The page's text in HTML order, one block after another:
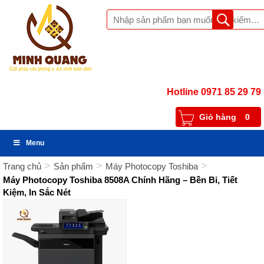
Hotline 0971 85 29 79
Giỏ hàng 0
Menu
Trang chủ > Sản phẩm > Máy Photocopy Toshiba >
Máy Photocopy Toshiba 8508A Chính Hãng – Bền Bỉ, Tiết
Kiệm, In Sắc Nét